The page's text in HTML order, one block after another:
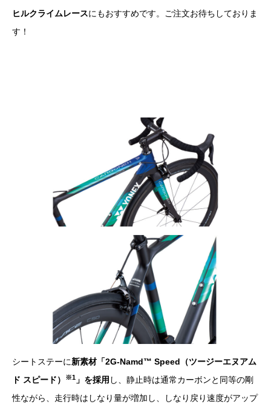
ヒルクライムレースにもおすすめです。ご注文お待ちしておりま
す！
シートステーに新素材「2G-Namd™ Speed（ツージーエヌアム
ド スピード）
※1 」を採用 し、静止時は通常カーボンと同等の剛
性ながら、走行時はしなり量が増加し、しなり戻り速度がアップ